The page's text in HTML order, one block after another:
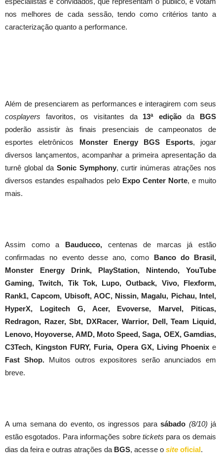
nos melhores de cada sessão, tendo como critérios tanto a
caracterização quanto a performance.
Além de presenciarem as performances e interagirem com seus
cosplayers favoritos, os visitantes da13ª ediçãoda BGS
poderão assistir às finais presenciais de campeonatos de
esportes eletrônicos Monster Energy BGS Esports, jogar
diversos lançamentos, acompanhar a primeira apresentação da
turnê global da Sonic Symphony, curtir inúmeras atrações nos
diversos estandes espalhados pelo Expo Center Norte, e muito
mais.
Assim como a Bauducco,centenas de marcas já estão
confirmadas no evento desse ano, como Banco do Brasil,
Monster Energy Drink, PlayStation, Nintendo, YouTube
Gaming, Twitch, Tik Tok, Lupo, Outback, Vivo, Flexform,
Rank1, Capcom, Ubisoft, AOC, Nissin, Magalu, Pichau, Intel,
HyperX, Logitech G, Acer, Evoverse, Marvel, Piticas,
Redragon, Razer, Sbt, DXRacer, Warrior, Dell, Team Liquid,
Lenovo, Hoyoverse, AMD, Moto Speed, Saga, OEX, Gamdias,
C3Tech, Kingston FURY, Furia, Opera GX, Living Phoenixe
Fast Shop. Muitos outros expositores serão anunciados em
breve.
A uma semana do evento, os ingressos parasábado (8/10) já
estão esgotados. Para informações sobre tickets para os demais
dias da feira e outras atrações da BGS, acesse o site oficial.